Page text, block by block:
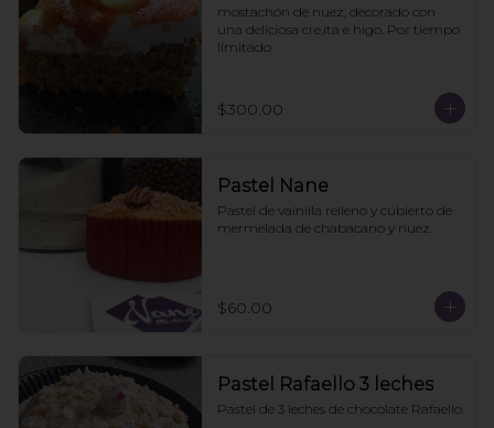
mostachón de nuez, decorado con
una deliciosa cre,ita e higo. Por tiempo
límitado
$300.00
Pastel Nane
Pastel de vainilla relleno y cubierto de
mermelada de chabacano y nuez.
$60.00
Pastel Rafaello 3 leches
Pastel de 3 leches de chocolate Rafaello